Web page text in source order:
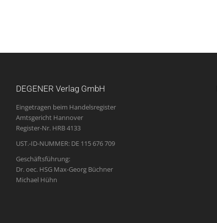
DEGENER Verlag GmbH
Eingetragen beim Handelsregister
Amtsgericht Hannover
Register-Nr. HRB 4133
UST.-ID-NUMMER: DE 115 676 709
Geschäftsführung:
Dr. oec. HSG Max-Georg Büchner
Michael Hühn